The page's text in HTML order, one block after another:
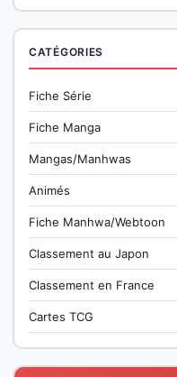
CATÉGORIES
Fiche Série
Fiche Manga
Mangas/Manhwas
Animés
Fiche Manhwa/Webtoon
Classement au Japon
Classement en France
Cartes TCG